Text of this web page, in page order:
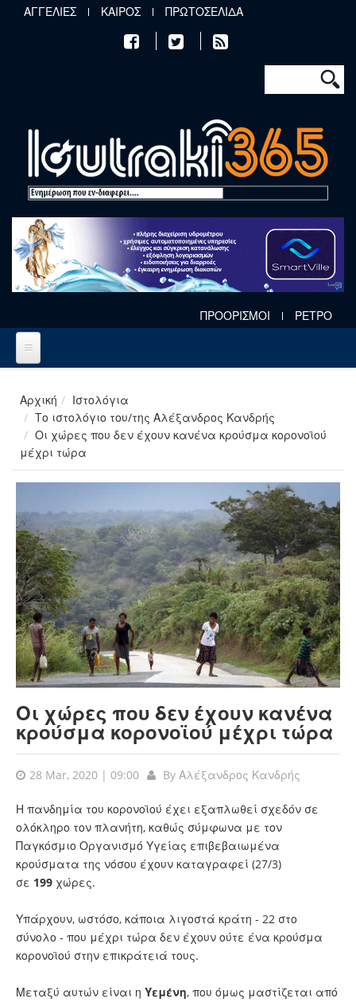
Παράκαμψη προς το κυρίως περιεχόμενο
ΑΓΓΕΛΙΕΣ ΚΑΙΡΟΣ ΠΡΩΤΟΣΕΛΙΔΑ
Φόρμα
Αναζήτηση
ΠΡΟΟΡΙΣΜΟΙ ΡΕΤΡΟ
Αρχική
Ιστολόγια
Το ιστολόγιο του/της Αλέξανδρος Κανδρής
Οι χώρες που δεν έχουν κανένα κρούσμα κορονοϊού
μέχρι τώρα
Οι χώρες που δεν έχουν κανένα
κρούσμα κορονοϊού μέχρι τώρα
28 Mar, 2020 | 09:00 By Αλέξανδρος Κανδρής
Η πανδημία του κορονοϊού έχει εξαπλωθεί σχεδόν σε
ολόκληρο τον πλανήτη, καθώς σύμφωνα με τον
Παγκόσμιο Οργανισμό Υγείας επιβεβαιωμένα
κρούσματα της νόσου έχουν καταγραφεί (27/3)
σε 199 χώρες.
Υπάρχουν, ωστόσο, κάποια λιγοστά κράτη - 22 στο
σύνολο - που μέχρι τώρα δεν έχουν ούτε ένα κρούσμα
κορονοϊού στην επικράτειά τους.
Μεταξύ αυτών είναι η Υεμένη, που όμως μαστίζεται από